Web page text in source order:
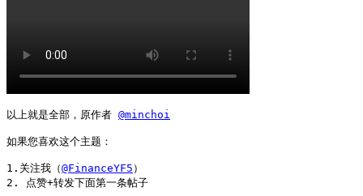
以上就是全部，原作者 @minchoi
如果您喜欢这个主题：
1.关注我（@FinanceYF5 ）
2. 点赞+转发下面第一条帖子